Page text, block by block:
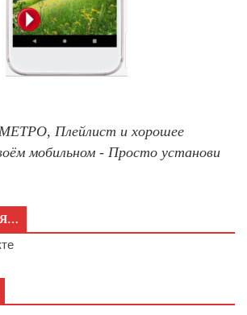
Плейлист и хорошее
мобильном - Просто установи